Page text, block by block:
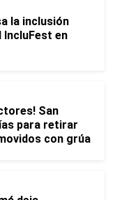
la inclusión
IncluFest en
San
para retirar
con grúa